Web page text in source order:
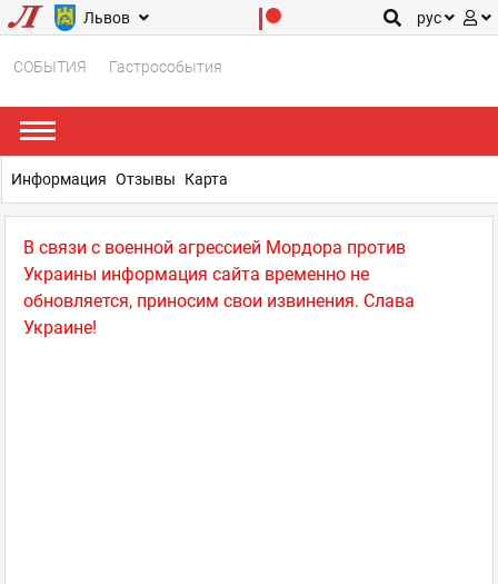
Львов рус
СОБЫТИЯ Гастрособытия
В связи с военной агрессией Мордора против
Украины информация сайта временно не
обновляется, приносим свои извинения. Слава
Украине!
Информация Отзывы Карта